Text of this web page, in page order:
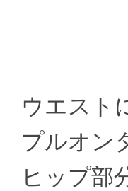
ウエスト
プルオン
ヒップ部